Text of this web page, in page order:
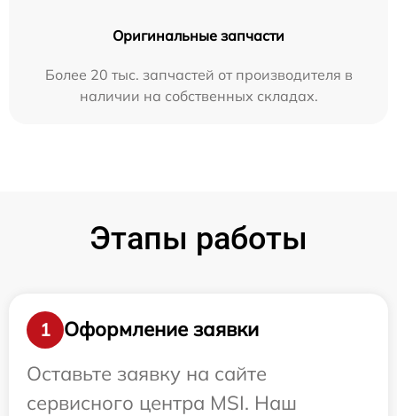
Оригинальные запчасти
Более 20 тыс. запчастей от производителя в
наличии на собственных складах.
Этапы работы
1
Оформление заявки
Оставьте заявку на сайте
сервисного центра MSI. Наш